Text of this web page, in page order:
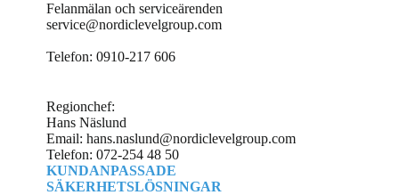
Felanmälan och serviceärenden
service@nordiclevelgroup.com
Telefon: 0910-217 606
Regionchef:
Hans Näslund
Email: hans.naslund@nordiclevelgroup.com
Telefon: 072-254 48 50
KUNDANPASSADE
SÄKERHETSLÖSNINGAR